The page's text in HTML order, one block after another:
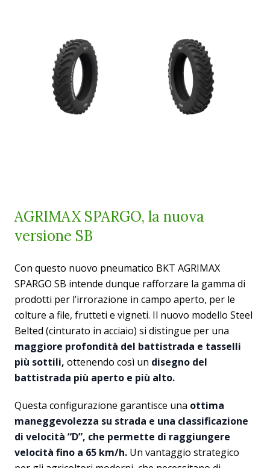
AGRIMAX SPARGO, la nuova
versione SB
Con questo nuovo pneumatico BKT AGRIMAX
SPARGO SB intende dunque rafforzare la gamma di
prodotti per l’irrorazione in campo aperto, per le
colture a file, frutteti e vigneti. Il nuovo modello Steel
Belted (cinturato in acciaio) si distingue per una
maggiore profondità del battistrada e tasselli
più sottili, ottenendo così un disegno del
battistrada più aperto e più alto.
Questa configurazione garantisce una ottima
maneggevolezza su strada e una classificazione
di velocità “D”, che permette di raggiungere
velocità fino a 65 km/h. Un vantaggio strategico